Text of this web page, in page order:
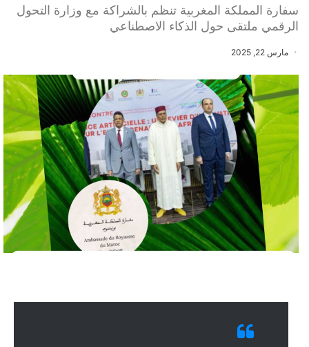
سفارة المملكة المغربية تنظم بالشراكة مع وزارة التحول
الرقمي ملتقى حول الذكاء الاصطناعي
مارس 22, 2025